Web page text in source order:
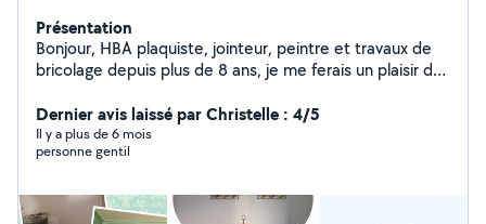
Présentation
Bonjour, HBA plaquiste, jointeur, peintre et travaux de
bricolage depuis plus de 8 ans, je me ferais un plaisir de
Dernier avis laissé par Christelle : 4/5
Il y a plus de 6 mois
personne gentil